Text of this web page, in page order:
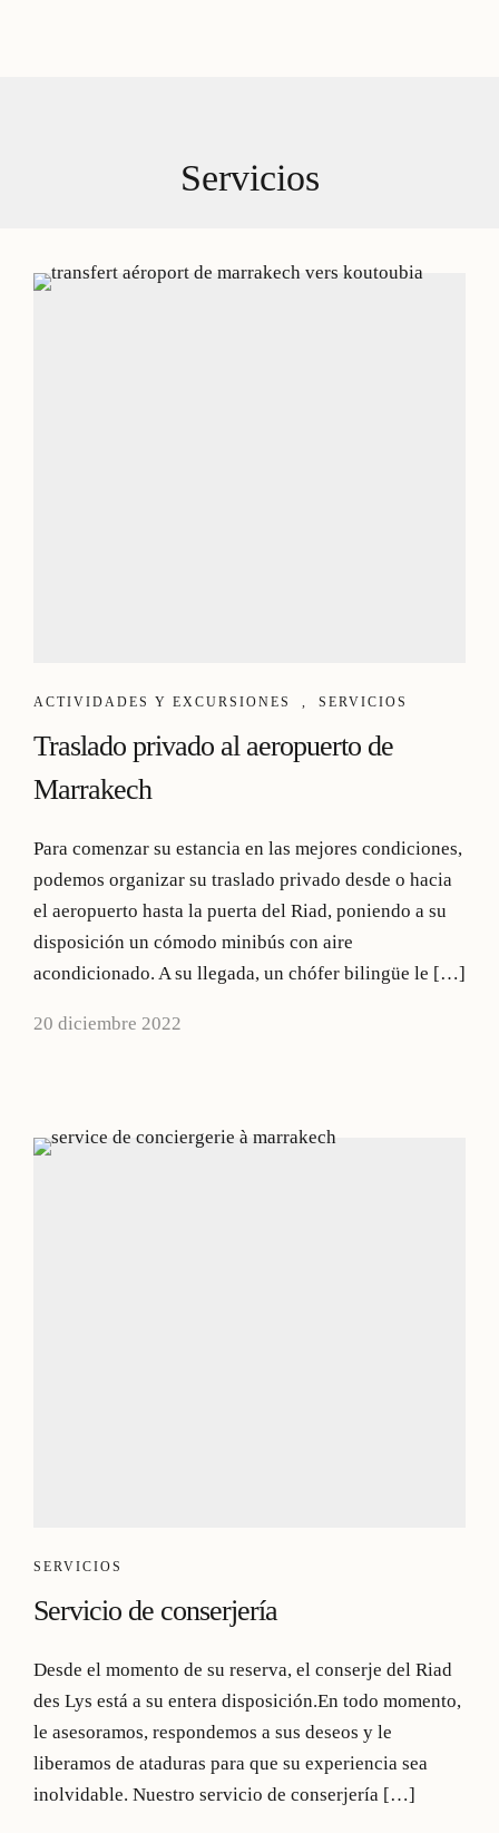
Servicios
ACTIVIDADES Y EXCURSIONES , SERVICIOS
Traslado privado al aeropuerto de
Marrakech
Para comenzar su estancia en las mejores condiciones,
podemos organizar su traslado privado desde o hacia
el aeropuerto hasta la puerta del Riad, poniendo a su
disposición un cómodo minibús con aire
acondicionado. A su llegada, un chófer bilingüe le […]
20 diciembre 2022
SERVICIOS
Servicio de conserjería
Desde el momento de su reserva, el conserje del Riad
des Lys está a su entera disposición.En todo momento,
le asesoramos, respondemos a sus deseos y le
liberamos de ataduras para que su experiencia sea
inolvidable. Nuestro servicio de conserjería […]